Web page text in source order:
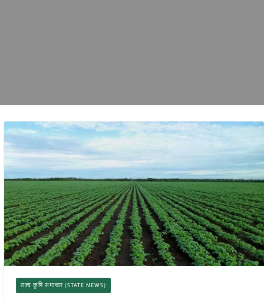
राज्य कृषि समाचार (STATE NEWS)